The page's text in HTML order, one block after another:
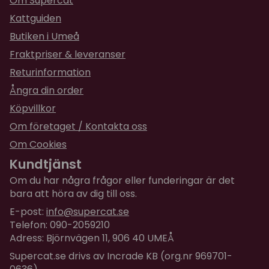
Väskan öppnas upptill för katten och har ett kort
koppel fäst på väskans insida så att katten inte kan
hoppa ut om man föredrar ha väskan öppen.
Vadderad dyna i botten med ett tvättbart överdrag.
Fack finns på båda yttersidorna för t ex
vattenflaska, förvaring av koppel, kattgodis mm.
Storlek:30 × 30 × 46 cm
Maxvikt: 7 kg
Riktigt bra kvalitet och bekväm, en Supercat-
favorit!
Kattguiden
Butiken i Umeå
Fraktpriser & leveranser
Returinformation
Ångra din order
Köpvillkor
Om företaget / Kontakta oss
Om Cookies
Kundtjänst
Om du har några frågor eller funderingar är det
bara att höra av dig till oss.
E-post: info@supercat.se
Telefon: 090-2059210
Adress: Björnvägen 11, 906 40 UMEÅ
Supercat.se drivs av Incrade KB (org.nr 969701-